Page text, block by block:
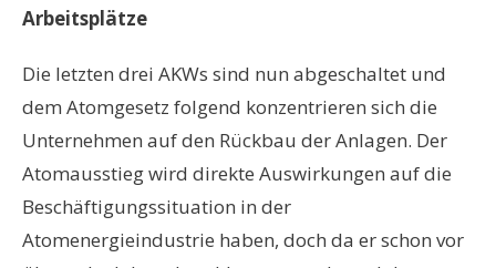
Arbeitsplätze
Die letzten drei AKWs sind nun abgeschaltet und
dem Atomgesetz folgend konzentrieren sich die
Unternehmen auf den Rückbau der Anlagen. Der
Atomausstieg wird direkte Auswirkungen auf die
Beschäftigungssituation in der
Atomenergieindustrie haben, doch da er schon vor